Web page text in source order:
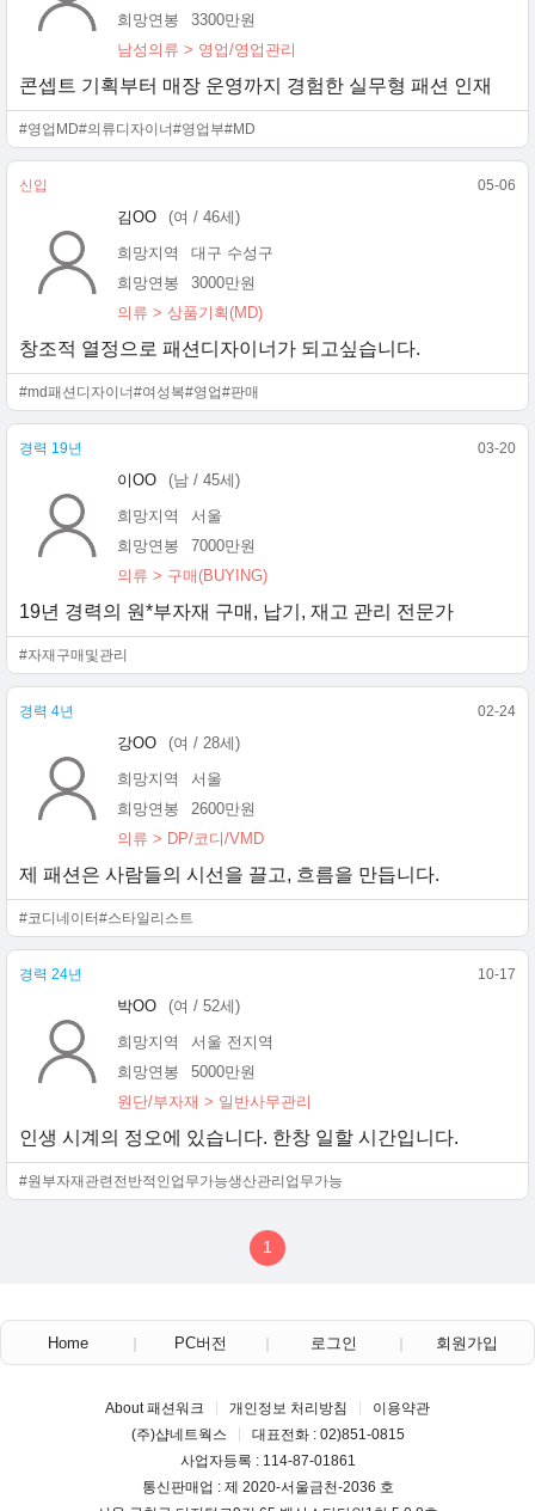
희망연봉
3300만원
남성의류 > 영업/영업관리
콘셉트 기획부터 매장 운영까지 경험한 실무형 패션 인재
#영업MD#의류디자이너#영업부#MD
신입 05-06
김OO
(여 / 46세)
희망지역
대구 수성구
희망연봉
3000만원
의류 > 상품기획(MD)
창조적 열정으로 패션디자이너가 되고싶습니다.
#md패션디자이너#여성복#영업#판매
경력 19년 03-20
이OO
(남 / 45세)
희망지역
서울
희망연봉
7000만원
의류 > 구매(BUYING)
19년 경력의 원*부자재 구매, 납기, 재고 관리 전문가
#자재구매및관리
경력 4년 02-24
강OO
(여 / 28세)
희망지역
서울
희망연봉
2600만원
의류 > DP/코디/VMD
제 패션은 사람들의 시선을 끌고, 흐름을 만듭니다.
#코디네이터#스타일리스트
경력 24년 10-17
박OO
(여 / 52세)
희망지역
서울 전지역
희망연봉
5000만원
원단/부자재 > 일반사무관리
인생 시계의 정오에 있습니다. 한창 일할 시간입니다.
#원부자재관련전반적인업무가능생산관리업무가능
1
Home PC버전 로그인 회원가입
About 패션워크 개인정보 처리방침
이용약관
(주)샵네트웍스
대표전화 : 02)851-0815
사업자등록 : 114-87-01861
통신판매업 : 제 2020-서울금천-2036 호